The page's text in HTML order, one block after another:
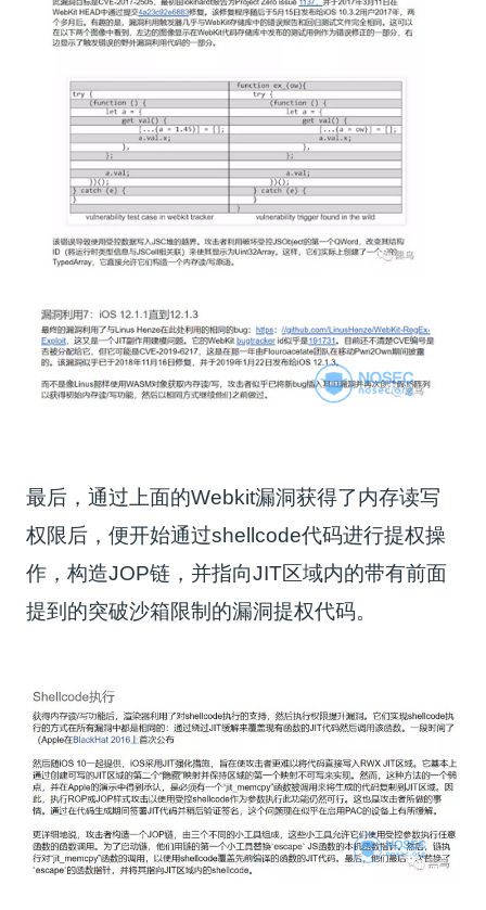
最后，通过上面的Webkit漏洞获得了内存读写
权限后，便开始通过shellcode代码进行提权操
作，构造JOP链，并指向JIT区域内的带有前面
提到的突破沙箱限制的漏洞提权代码。